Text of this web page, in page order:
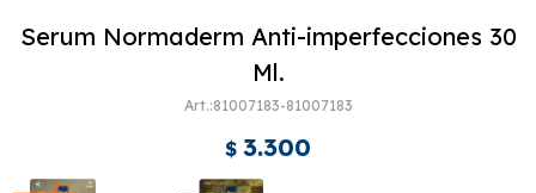
Serum Normaderm Anti-imperfecciones 30
Ml.
81007183-81007183
$ 3.300